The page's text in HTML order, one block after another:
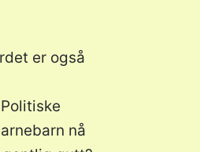
er også
nå